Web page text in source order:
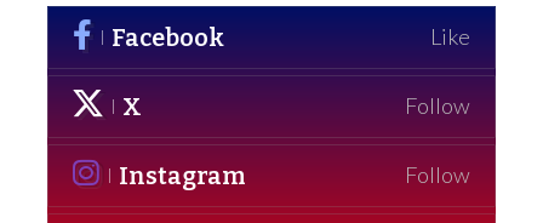
Facebook Like
X Follow
Instagram Follow